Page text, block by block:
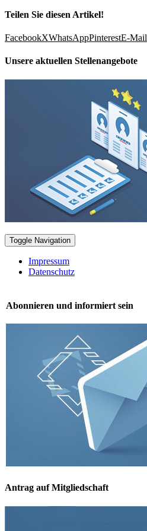
Teilen Sie diesen Artikel!
FacebookXWhatsAppPinterestE-Mail
Unsere aktuellen Stellenangebote
Toggle Navigation
Impressum
Datenschutz
Abonnieren und informiert sein
Antrag auf Mitgliedschaft